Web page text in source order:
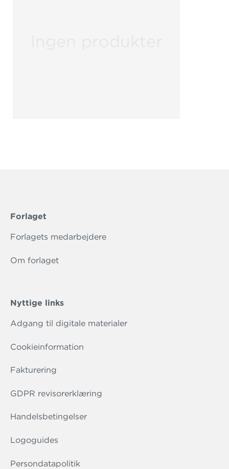
Forlaget
Forlagets medarbejdere
Om forlaget
Nyttige links
Adgang til digitale materialer
Cookieinformation
Fakturering
GDPR revisorerklæring
Handelsbetingelser
Logoguides
Persondatapolitik